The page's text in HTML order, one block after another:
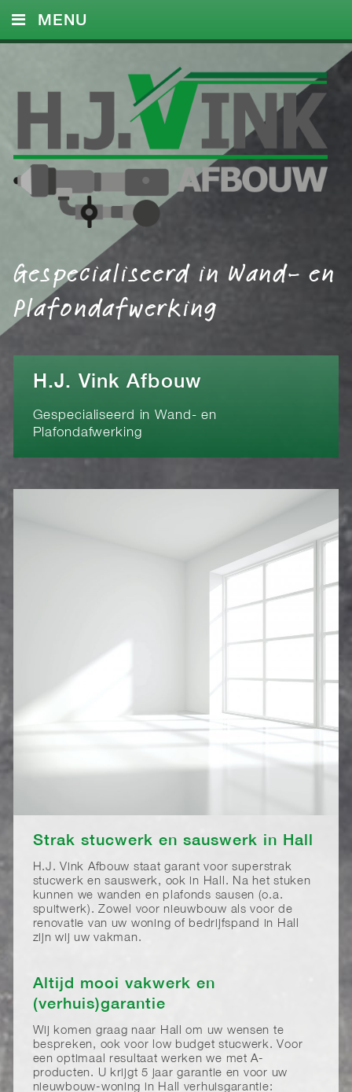
Gespecialiseerd in Wand- en
Plafondafwerking
MENU
DIENSTEN
REFERENTIES
CONTACT
H.J. Vink Afbouw
Gespecialiseerd in Wand- en
Plafondafwerking
Strak stucwerk en sauswerk in Hall
H.J. Vink Afbouw staat garant voor superstrak
stucwerk en sauswerk, ook in Hall. Na het stuken
kunnen we wanden en plafonds sausen (o.a.
spuitwerk). Zowel voor nieuwbouw als voor de
renovatie van uw woning of bedrijfspand in Hall
zijn wij uw vakman.
Altijd mooi vakwerk en
(verhuis)garantie
Wij komen graag naar Hall om uw wensen te
bespreken, ook voor low budget stucwerk. Voor
een optimaal resultaat werken we met A-
producten. U krijgt 5 jaar garantie en voor uw
nieuwbouw-woning in Hall verhuisgarantie: